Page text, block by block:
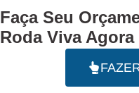
Faça Seu
Roda Viva Agora